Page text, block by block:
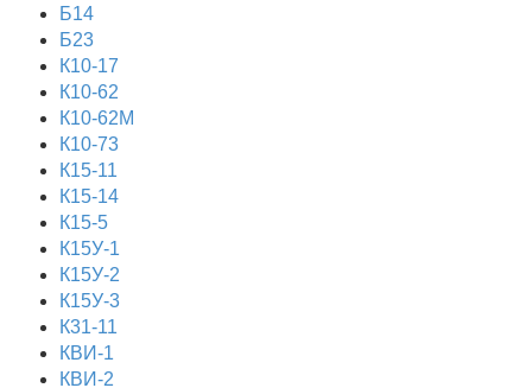
Б14
Б23
К10-17
К10-62
К10-62М
К10-73
К15-11
К15-14
К15-5
К15У-1
К15У-2
К15У-3
К31-11
КВИ-1
КВИ-2